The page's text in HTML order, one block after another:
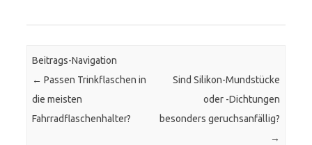
Beitrags-Navigation
← Passen Trinkflaschen in
die meisten
Fahrradflaschenhalter?
Sind Silikon-Mundstücke
oder -Dichtungen
besonders geruchsanfällig?
→